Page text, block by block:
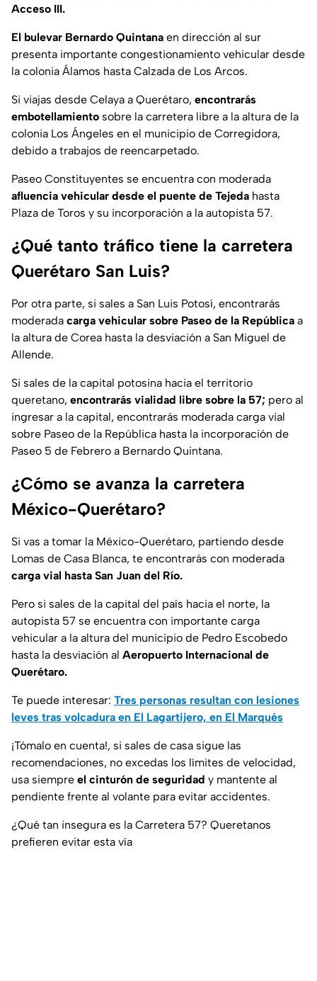
Acceso III.
El bulevar Bernardo Quintana en dirección al sur
presenta importante congestionamiento vehicular desde
la colonia Álamos hasta Calzada de Los Arcos.
Si viajas desde Celaya a Querétaro, encontrarás
embotellamiento sobre la carretera libre a la altura de la
colonia Los Ángeles en el municipio de Corregidora,
debido a trabajos de reencarpetado.
Paseo Constituyentes se encuentra con moderada
afluencia vehicular desde el puente de Tejeda hasta
Plaza de Toros y su incorporación a la autopista 57.
¿Qué tanto tráfico tiene la carretera
Querétaro San Luis?
Por otra parte, si sales a San Luis Potosí, encontrarás
moderada carga vehicular sobre Paseo de la República a
la altura de Corea hasta la desviación a San Miguel de
Allende.
Si sales de la capital potosina hacia el territorio
queretano, encontrarás vialidad libre sobre la 57; pero al
ingresar a la capital, encontrarás moderada carga vial
sobre Paseo de la República hasta la incorporación de
Paseo 5 de Febrero a Bernardo Quintana.
¿Cómo se avanza la carretera
México-Querétaro?
Si vas a tomar la México-Querétaro, partiendo desde
Lomas de Casa Blanca, te encontrarás con moderada
carga vial hasta San Juan del Río.
Pero si sales de la capital del país hacia el norte, la
autopista 57 se encuentra con importante carga
vehicular a la altura del municipio de Pedro Escobedo
hasta la desviación al Aeropuerto Internacional de
Querétaro.
Te puede interesar: Tres personas resultan con lesiones
leves tras volcadura en El Lagartijero, en El Marqués
¡Tómalo en cuenta!, si sales de casa sigue las
recomendaciones, no excedas los límites de velocidad,
usa siempre el cinturón de seguridad y mantente al
pendiente frente al volante para evitar accidentes.
¿Qué tan insegura es la Carretera 57? Queretanos
prefieren evitar esta vía